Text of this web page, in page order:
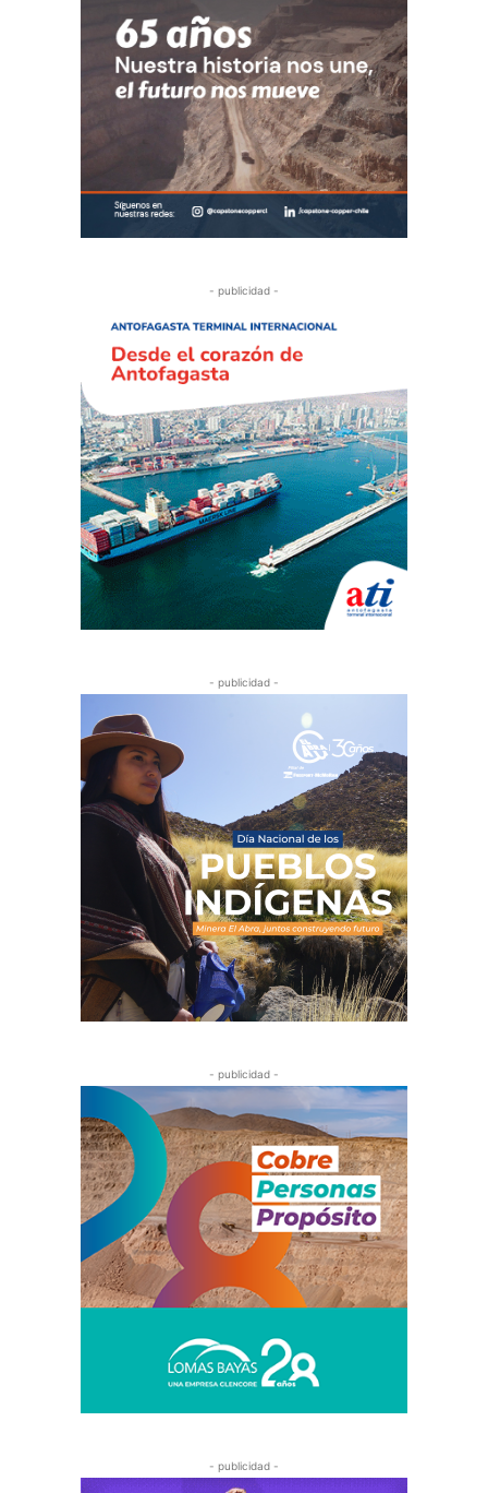
- publicidad -
- publicidad -
- publicidad -
- publicidad -